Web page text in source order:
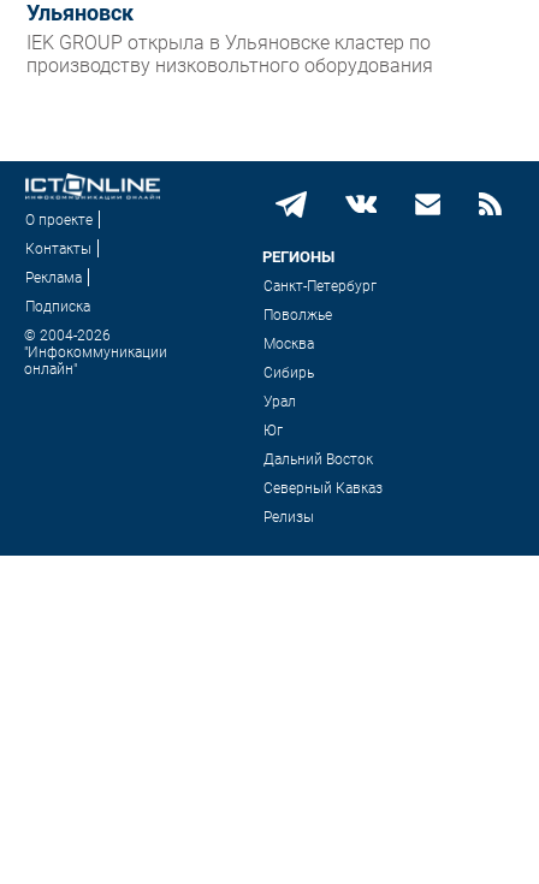
Ульяновск
IEK GROUP открыла в Ульяновске кластер по
производству низковольтного оборудования
О проекте
Контакты
Реклама
Подписка
© 2004-2026
"Инфокоммуникации
онлайн"
РЕГИОНЫ
Санкт-Петербург
Поволжье
Москва
Сибирь
Урал
Юг
Дальний Восток
Северный Кавказ
Релизы